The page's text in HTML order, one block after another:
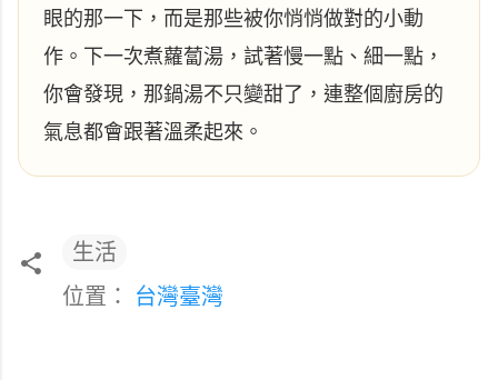
眼的那一下，而是那些被你悄悄做對的小動
作。下一次煮蘿蔔湯，試著慢一點、細一點，
你會發現，那鍋湯不只變甜了，連整個廚房的
氣息都會跟著溫柔起來。
生活
位置： 台灣臺灣